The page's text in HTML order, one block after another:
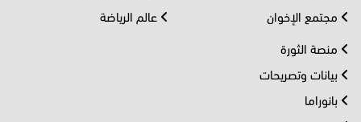
مجتمع الإخوان
عالم الرياضة
منصة الثورة
بيانات وتصريحات
بانوراما